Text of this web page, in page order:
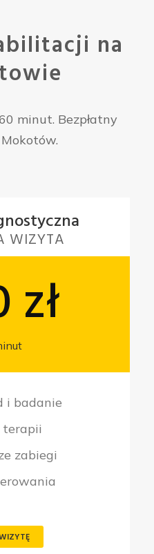
na
minut. Bezpłatny
WIZYTA
zł
i badanie
terapii
zabiegi